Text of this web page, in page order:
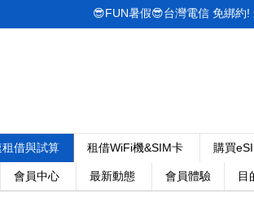
租借與試算 租借WiFi機&SIM卡 購買
會員中心 最新動態 會員體驗 目
😎FUN暑假😎台灣電信 免綁約